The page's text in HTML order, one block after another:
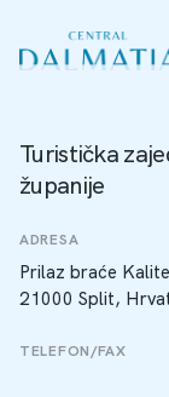
Turistička
županije
ADRESA
Prilaz braće
21000 Split,
TELEFON/FAX